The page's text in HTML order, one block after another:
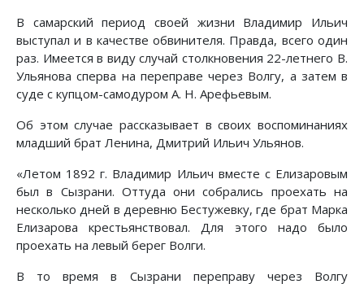
В самарский период своей жизни Владимир Ильич
выступал и в качестве обвинителя. Правда, всего один
раз. Имеется в виду случай столкновения 22-летнего В.
Ульянова сперва на переправе через Волгу, а затем в
суде с купцом-самодуром А. Н. Арефьевым.
Об этом случае рассказывает в своих воспоминаниях
младший брат Ленина, Дмитрий Ильич Ульянов.
«Летом 1892 г. Владимир Ильич вместе с Елизаровым
был в Сызрани. Оттуда они собрались проехать на
несколько дней в деревню Бестужевку, где брат Марка
Елизарова крестьянствовал. Для этого надо было
проехать на левый берег Волги.
В то время в Сызрани переправу через Волгу